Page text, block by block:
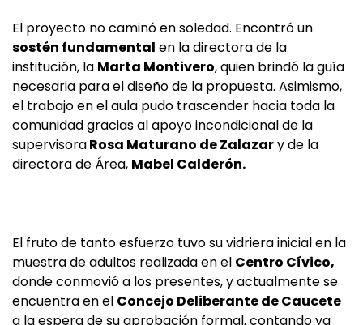
El proyecto no caminó en soledad. Encontró un
sostén fundamental en la directora de la
institución, la Marta Montivero, quien brindó la guía
necesaria para el diseño de la propuesta. Asimismo,
el trabajo en el aula pudo trascender hacia toda la
comunidad gracias al apoyo incondicional de la
supervisoraRosa Maturano de Zalazary de la
directora de Área, Mabel Calderón.
El fruto de tanto esfuerzo tuvo su vidriera inicial en la
muestra de adultos realizada en el Centro Cívico,
donde conmovió a los presentes, y actualmente se
encuentra en el Concejo Deliberante de Caucete
a la espera de su aprobación formal, contando ya